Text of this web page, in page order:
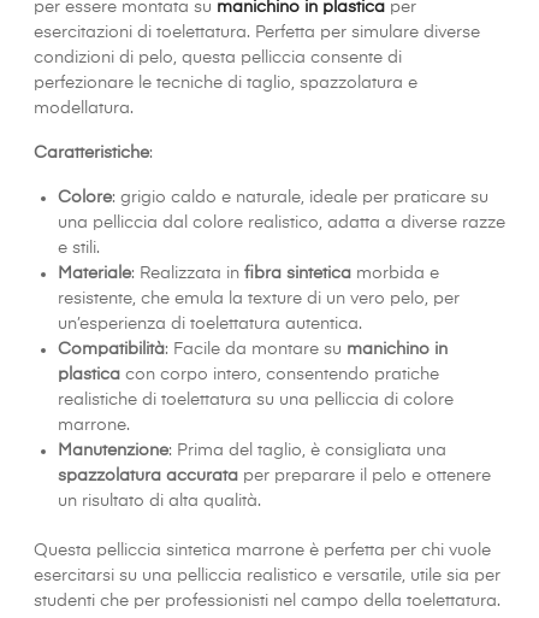
per essere montata su manichino in plastica per
esercitazioni di toelettatura. Perfetta per simulare diverse
condizioni di pelo, questa pelliccia consente di
perfezionare le tecniche di taglio, spazzolatura e
modellatura.
Caratteristiche:
Colore: grigio caldo e naturale, ideale per praticare su
una pelliccia dal colore realistico, adatta a diverse razze
e stili.
Materiale: Realizzata in fibra sintetica morbida e
resistente, che emula la texture di un vero pelo, per
un’esperienza di toelettatura autentica.
Compatibilità: Facile da montare su manichino in
plastica con corpo intero, consentendo pratiche
realistiche di toelettatura su una pelliccia di colore
marrone.
Manutenzione: Prima del taglio, è consigliata una
spazzolatura accurata per preparare il pelo e ottenere
un risultato di alta qualità.
Questa pelliccia sintetica marrone è perfetta per chi vuole
esercitarsi su una pelliccia realistico e versatile, utile sia per
studenti che per professionisti nel campo della toelettatura.